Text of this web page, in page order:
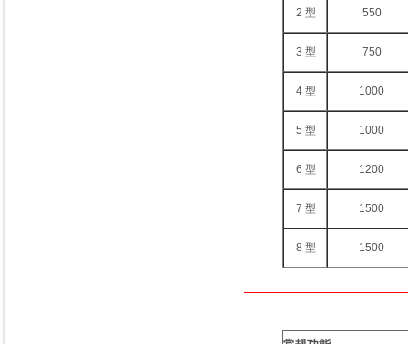
2 型 550
3 型 750
4 型 1000
5 型 1000
6 型 1200
7 型 1500
8 型 1500